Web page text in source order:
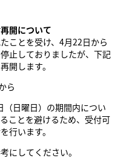
開について
ことを受け、4月22日から
止しておりましたが、下記
開します。
ら
日曜日）の期間内につい
ことを避けるため、受付可
行います。
にしてください。